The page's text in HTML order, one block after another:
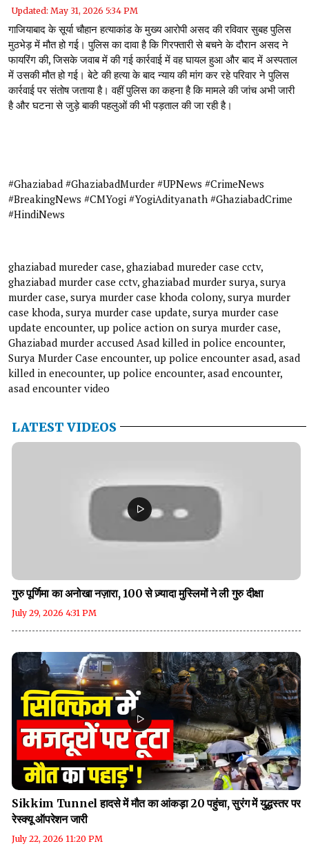
Updated: May 31, 2026 5:34 PM
गाजियाबाद के सूर्या चौहान हत्याकांड के मुख्य आरोपी असद की रविवार सुबह पुलिस
मुठभेड़ में मौत हो गई। पुलिस का दावा है कि गिरफ्तारी से बचने के दौरान असद ने
फायरिंग की, जिसके जवाब में की गई कार्रवाई में वह घायल हुआ और बाद में अस्पताल
में उसकी मौत हो गई। बेटे की हत्या के बाद न्याय की मांग कर रहे परिवार ने पुलिस
कार्रवाई पर संतोष जताया है। वहीं पुलिस का कहना है कि मामले की जांच अभी जारी
है और घटना से जुड़े बाकी पहलुओं की भी पड़ताल की जा रही है।
#Ghaziabad #GhaziabadMurder #UPNews #CrimeNews
#BreakingNews #CMYogi #YogiAdityanath #GhaziabadCrime
#HindiNews
ghaziabad mureder case, ghaziabad mureder case cctv,
ghaziabad murder case cctv, ghaziabad murder surya, surya
murder case, surya murder case khoda colony, surya murder
case khoda, surya murder case update, surya murder case
update encounter, up police action on surya murder case,
Ghaziabad murder accused Asad killed in police encounter,
Surya Murder Case encounter, up police encounter asad, asad
killed in enecounter, up police encounter, asad encounter,
asad encounter video
LATEST VIDEOS
गुरु पूर्णिमा का अनोखा नज़ारा, 100 से ज़्यादा मुस्लिमों ने ली गुरु दीक्षा
July 29, 2026 4:31 PM
Sikkim Tunnel हादसे में मौत का आंकड़ा 20 पहुंचा, सुरंग में युद्धस्तर पर
रेस्क्यू ऑपरेशन जारी
July 22, 2026 11:20 PM